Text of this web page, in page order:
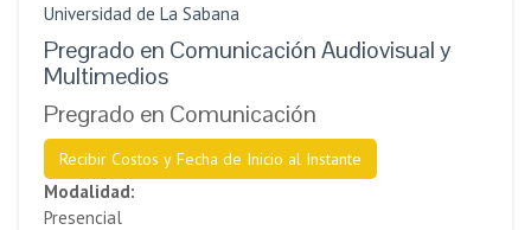
Universidad de La Sabana
Pregrado en Comunicación Audiovisual y
Multimedios
Pregrado en Comunicación
Recibir Costos y Fecha de Inicio al Instante
Modalidad:
Presencial